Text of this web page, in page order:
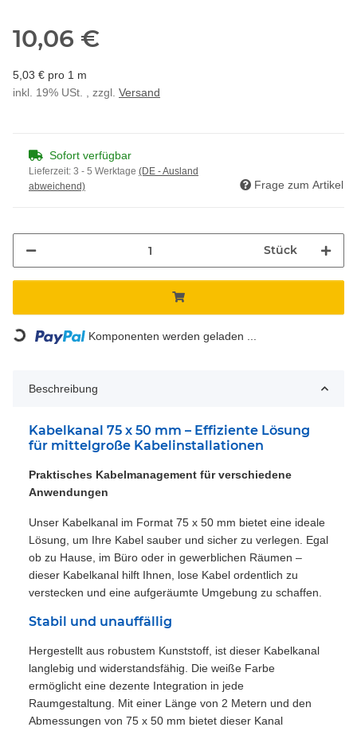
10,06 €
5,03 € pro 1 m
inkl. 19% USt. , zzgl. Versand
Sofort verfügbar
Lieferzeit: 3 - 5 Werktage (DE - Ausland
abweichend)
Frage zum Artikel
Stück
Loading... Komponenten werden geladen ...
Beschreibung
Kabelkanal 75 x 50 mm – Effiziente Lösung
für mittelgroße Kabelinstallationen
Praktisches Kabelmanagement für verschiedene
Anwendungen
Unser Kabelkanal im Format 75 x 50 mm bietet eine ideale
Lösung, um Ihre Kabel sauber und sicher zu verlegen. Egal
ob zu Hause, im Büro oder in gewerblichen Räumen –
dieser Kabelkanal hilft Ihnen, lose Kabel ordentlich zu
verstecken und eine aufgeräumte Umgebung zu schaffen.
Stabil und unauffällig
Hergestellt aus robustem Kunststoff, ist dieser Kabelkanal
langlebig und widerstandsfähig. Die weiße Farbe
ermöglicht eine dezente Integration in jede
Raumgestaltung. Mit einer Länge von 2 Metern und den
Abmessungen von 75 x 50 mm bietet dieser Kanal